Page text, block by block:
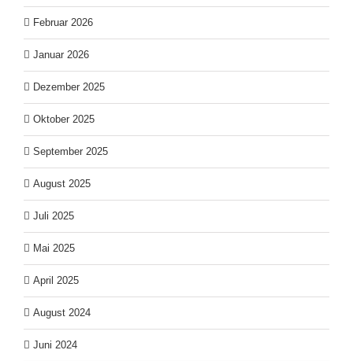
Februar 2026
Januar 2026
Dezember 2025
Oktober 2025
September 2025
August 2025
Juli 2025
Mai 2025
April 2025
August 2024
Juni 2024